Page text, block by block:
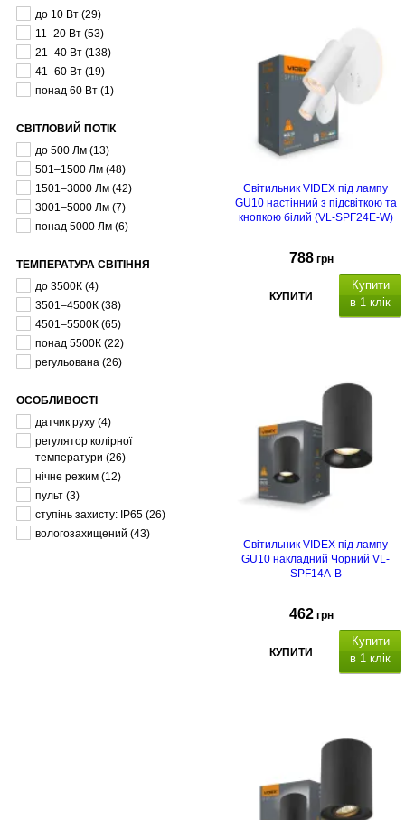
до 10 Вт (29)
11–20 Вт (53)
21–40 Вт (138)
41–60 Вт (19)
понад 60 Вт (1)
СВІТЛОВИЙ ПОТІК
до 500 Лм (13)
501–1500 Лм (48)
1501–3000 Лм (42)
3001–5000 Лм (7)
понад 5000 Лм (6)
ТЕМПЕРАТУРА СВІТІННЯ
до 3500К (4)
3501–4500К (38)
4501–5500К (65)
понад 5500К (22)
регульована (26)
ОСОБЛИВОСТІ
датчик руху (4)
регулятор колірної
температури (26)
нічне режим (12)
пульт (3)
ступінь захисту: IP65 (26)
вологозахищений (43)
Світильник VIDEX під лампу
GU10 настінний з підсвіткою та
кнопкою білий (VL-SPF24E-W)
788 грн
КУПИТИ
Купити
в 1 клік
Світильник VIDEX під лампу
GU10 накладний Чорний VL-
SPF14A-B
462 грн
КУПИТИ
Купити
в 1 клік